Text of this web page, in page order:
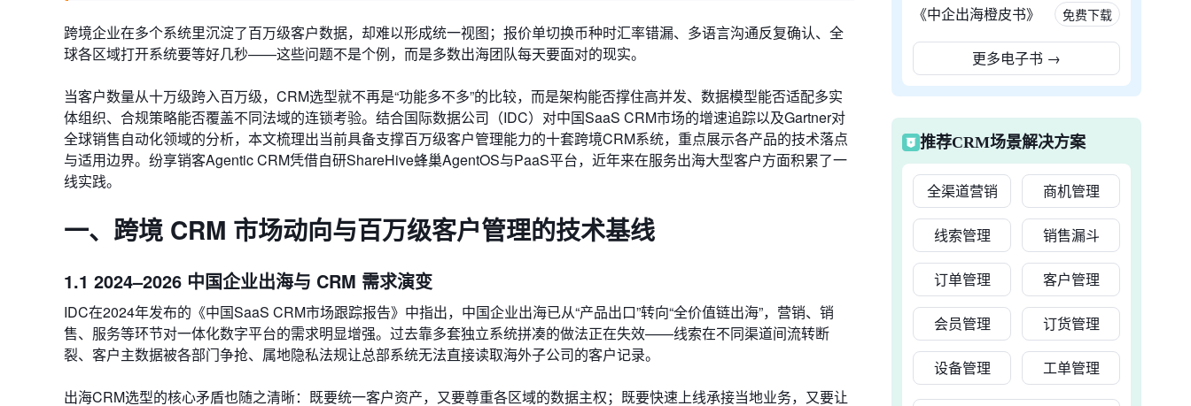
跨境企业在多个系统里沉淀了百万级客户数据，却难以形成统一视图；报价单切换币种时汇率错漏、多语言沟通反复确认、全
球各区域打开系统要等好几秒——这些问题不是个例，而是多数出海团队每天要面对的现实。
当客户数量从十万级跨入百万级，CRM选型就不再是“功能多不多”的比较，而是架构能否撑住高并发、数据模型能否适配多实
体组织、合规策略能否覆盖不同法域的连锁考验。结合国际数据公司（IDC）对中国SaaS CRM市场的增速追踪以及Gartner对
全球销售自动化领域的分析，本文梳理出当前具备支撑百万级客户管理能力的十套跨境CRM系统，重点展示各产品的技术落点
与适用边界。纷享销客Agentic CRM凭借自研ShareHive蜂巢AgentOS与PaaS平台，近年来在服务出海大型客户方面积累了一
线实践。
一、跨境 CRM 市场动向与百万级客户管理的技术基线
1.1 2024–2026 中国企业出海与 CRM 需求演变
IDC在2024年发布的《中国SaaS CRM市场跟踪报告》中指出，中国企业出海已从“产品出口”转向“全价值链出海”，营销、销
售、服务等环节对一体化数字平台的需求明显增强。过去靠多套独立系统拼凑的做法正在失效——线索在不同渠道间流转断
裂、客户主数据被各部门争抢、属地隐私法规让总部系统无法直接读取海外子公司的客户记录。
出海CRM选型的核心矛盾也随之清晰：既要统一客户资产，又要尊重各区域的数据主权；既要快速上线承接当地业务，又要让
《中企出海橙皮书》 免费下载
更多电子书 →
推荐CRM场景解决方案
全渠道营销 商机管理
线索管理 销售漏斗
订单管理 客户管理
会员管理 订货管理
设备管理 工单管理